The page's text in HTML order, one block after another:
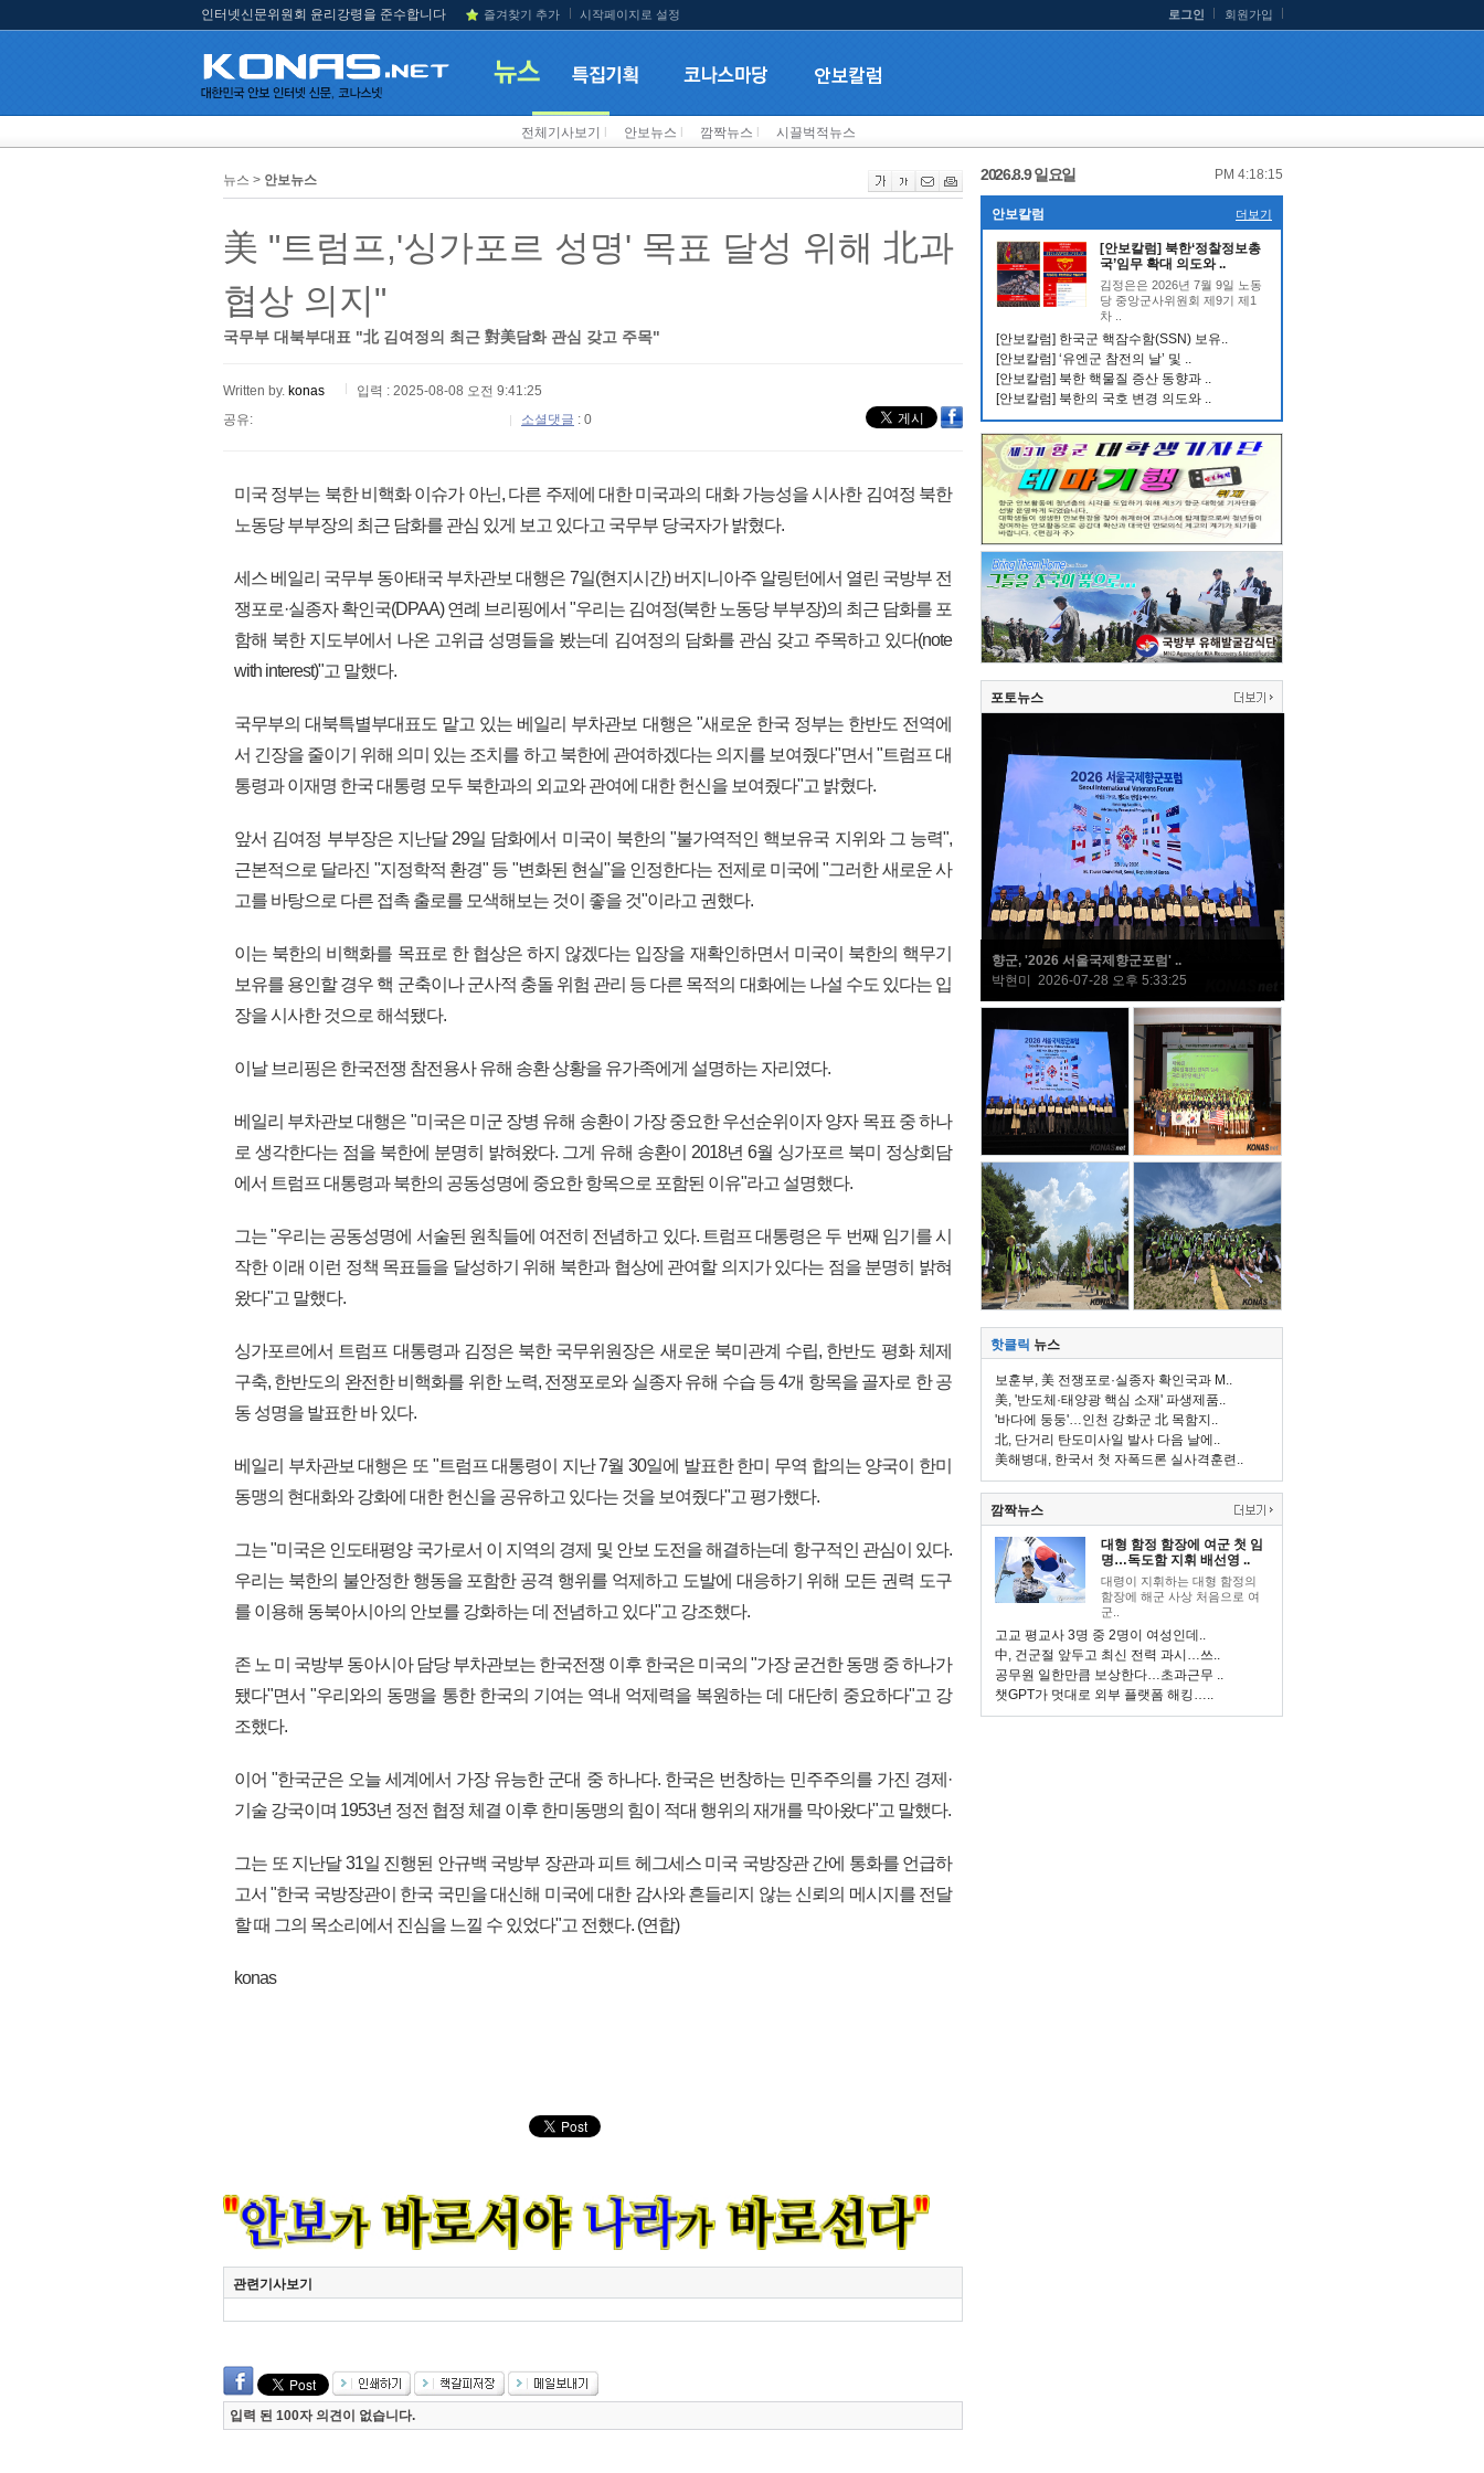
인터넷신문위원회 윤리강령을 준수합니다 즐겨찾기 추가 시작페이지로 설정 로그인 회원가입
전체기사보기 안보뉴스 깜짝뉴스 시끌벅적뉴스
뉴스 > 안보뉴스
美 "트럼프,'싱가포르 성명' 목표 달성 위해 北과
협상 의지"
국무부 대북부대표 "北 김여정의 최근 對美담화 관심 갖고 주목"
Written by. konas
입력 : 2025-08-08 오전 9:41:25
공유:
소셜댓글 : 0
미국 정부는 북한 비핵화 이슈가 아닌, 다른 주제에 대한 미국과의 대화 가능성을 시사한 김여정 북한
노동당 부부장의 최근 담화를 관심 있게 보고 있다고 국무부 당국자가 밝혔다.
세스 베일리 국무부 동아태국 부차관보 대행은 7일(현지시간) 버지니아주 알링턴에서 열린 국방부 전
쟁포로·실종자 확인국(DPAA) 연례 브리핑에서 "우리는 김여정(북한 노동당 부부장)의 최근 담화를 포
함해 북한 지도부에서 나온 고위급 성명들을 봤는데 김여정의 담화를 관심 갖고 주목하고 있다(note
with interest)"고 말했다.
국무부의 대북특별부대표도 맡고 있는 베일리 부차관보 대행은 "새로운 한국 정부는 한반도 전역에
서 긴장을 줄이기 위해 의미 있는 조치를 하고 북한에 관여하겠다는 의지를 보여줬다"면서 "트럼프 대
통령과 이재명 한국 대통령 모두 북한과의 외교와 관여에 대한 헌신을 보여줬다"고 밝혔다.
앞서 김여정 부부장은 지난달 29일 담화에서 미국이 북한의 "불가역적인 핵보유국 지위와 그 능력",
근본적으로 달라진 "지정학적 환경" 등 "변화된 현실"을 인정한다는 전제로 미국에 "그러한 새로운 사
고를 바탕으로 다른 접촉 출로를 모색해보는 것이 좋을 것"이라고 권했다.
이는 북한의 비핵화를 목표로 한 협상은 하지 않겠다는 입장을 재확인하면서 미국이 북한의 핵무기
보유를 용인할 경우 핵 군축이나 군사적 충돌 위험 관리 등 다른 목적의 대화에는 나설 수도 있다는 입
장을 시사한 것으로 해석됐다.
이날 브리핑은 한국전쟁 참전용사 유해 송환 상황을 유가족에게 설명하는 자리였다.
베일리 부차관보 대행은 "미국은 미군 장병 유해 송환이 가장 중요한 우선순위이자 양자 목표 중 하나
로 생각한다는 점을 북한에 분명히 밝혀왔다. 그게 유해 송환이 2018년 6월 싱가포르 북미 정상회담
에서 트럼프 대통령과 북한의 공동성명에 중요한 항목으로 포함된 이유"라고 설명했다.
그는 "우리는 공동성명에 서술된 원칙들에 여전히 전념하고 있다. 트럼프 대통령은 두 번째 임기를 시
작한 이래 이런 정책 목표들을 달성하기 위해 북한과 협상에 관여할 의지가 있다는 점을 분명히 밝혀
왔다"고 말했다.
싱가포르에서 트럼프 대통령과 김정은 북한 국무위원장은 새로운 북미관계 수립, 한반도 평화 체제
구축, 한반도의 완전한 비핵화를 위한 노력, 전쟁포로와 실종자 유해 수습 등 4개 항목을 골자로 한 공
동 성명을 발표한 바 있다.
베일리 부차관보 대행은 또 "트럼프 대통령이 지난 7월 30일에 발표한 한미 무역 합의는 양국이 한미
동맹의 현대화와 강화에 대한 헌신을 공유하고 있다는 것을 보여줬다"고 평가했다.
그는 "미국은 인도태평양 국가로서 이 지역의 경제 및 안보 도전을 해결하는데 항구적인 관심이 있다.
우리는 북한의 불안정한 행동을 포함한 공격 행위를 억제하고 도발에 대응하기 위해 모든 권력 도구
를 이용해 동북아시아의 안보를 강화하는 데 전념하고 있다"고 강조했다.
존 노 미 국방부 동아시아 담당 부차관보는 한국전쟁 이후 한국은 미국의 "가장 굳건한 동맹 중 하나가
됐다"면서 "우리와의 동맹을 통한 한국의 기여는 역내 억제력을 복원하는 데 대단히 중요하다"고 강
조했다.
이어 "한국군은 오늘 세계에서 가장 유능한 군대 중 하나다. 한국은 번창하는 민주주의를 가진 경제·
기술 강국이며 1953년 정전 협정 체결 이후 한미동맹의 힘이 적대 행위의 재개를 막아왔다"고 말했다.
그는 또 지난달 31일 진행된 안규백 국방부 장관과 피트 헤그세스 미국 국방장관 간에 통화를 언급하
고서 "한국 국방장관이 한국 국민을 대신해 미국에 대한 감사와 흔들리지 않는 신뢰의 메시지를 전달
할 때 그의 목소리에서 진심을 느낄 수 있었다"고 전했다. (연합)
konas
관련기사보기
입력 된 100자 의견이 없습니다.
2026.8.9 일요일 PM 4:18:16
안보칼럼 더보기
[안보칼럼] 북한‘정찰정보총
국’임무 확대 의도와 ..
김정은은 2026년 7월 9일 노동
당 중앙군사위원회 제9기 제1
차 ..
[안보칼럼] 한국군 핵잠수함(SSN) 보유..
[안보칼럼] ‘유엔군 참전의 날’ 및 ..
[안보칼럼] 북한 핵물질 증산 동향과 ..
[안보칼럼] 북한의 국호 변경 의도와 ..
포토뉴스
향군, '2026 서울국제향군포럼' ..
박현미 2026-07-28 오후 5:33:25
핫클릭 뉴스
보훈부, 美 전쟁포로·실종자 확인국과 M..
美, '반도체·태양광 핵심 소재' 파생제품..
'바다에 둥둥'…인천 강화군 北 목함지..
北, 단거리 탄도미사일 발사 다음 날에..
美해병대, 한국서 첫 자폭드론 실사격훈련..
깜짝뉴스
대형 함정 함장에 여군 첫 임
명…독도함 지휘 배선영 ..
대령이 지휘하는 대형 함정의
함장에 해군 사상 처음으로 여
군..
고교 평교사 3명 중 2명이 여성인데..
中, 건군절 앞두고 최신 전력 과시…쓰..
공무원 일한만큼 보상한다…초과근무 ..
챗GPT가 멋대로 외부 플랫폼 해킹…..